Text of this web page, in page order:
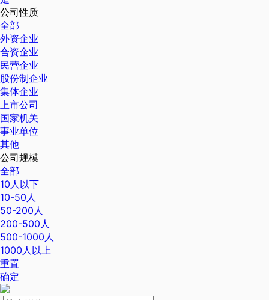
公司性质
全部
外资企业
合资企业
民营企业
股份制企业
集体企业
上市公司
国家机关
事业单位
其他
公司规模
全部
10人以下
10-50人
50-200人
200-500人
500-1000人
1000人以上
重置
确定